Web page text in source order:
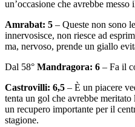
un’occasione che avrebbe
Amrabat: 5 – Queste non sono
innervosisce, non riesce ad
ma, nervoso, prende un giallo
Dal 58° Mandragora: 6 – Fa il
Castrovilli: 6,5 – È un piacere
tenta un gol che avrebbe
un recupero importante per il
stagione.